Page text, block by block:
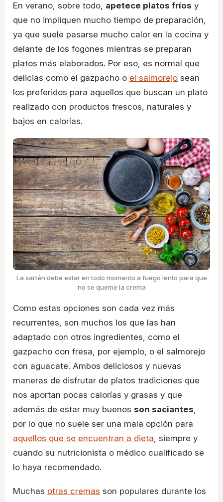
En verano, sobre todo, apetece platos fríos y
que no impliquen mucho tiempo de preparación,
ya que suele pasarse mucho calor en la cocina y
delante de los fogones mientras se preparan
platos más elaborados. Por eso, es normal que
delicias como el gazpacho o el salmorejo sean
los preferidos para aquellos que buscan un plato
realizado con productos frescos, naturales y
bajos en calorías.
La sartén debe estar en todo momento a fuego lento para que
no se queme la crema
Como estas opciones son cada vez más
recurrentes, son muchos los que las han
adaptado con otros ingredientes, como el
gazpacho con fresa, por ejemplo, o el salmorejo
con aguacate. Ambos deliciosos y nuevas
maneras de disfrutar de platos tradiciones que
nos aportan pocas calorías y grasas y que
además de estar muy buenos son saciantes
por lo que no suele ser una mala opción para
aquellos que se encuentran a dieta , siempre y
cuando su nutricionista o médico cualificado se
lo haya recomendado.
Muchas otras cremas son populares durante los